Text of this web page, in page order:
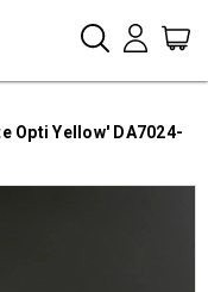
Opti Yellow' DA7024-